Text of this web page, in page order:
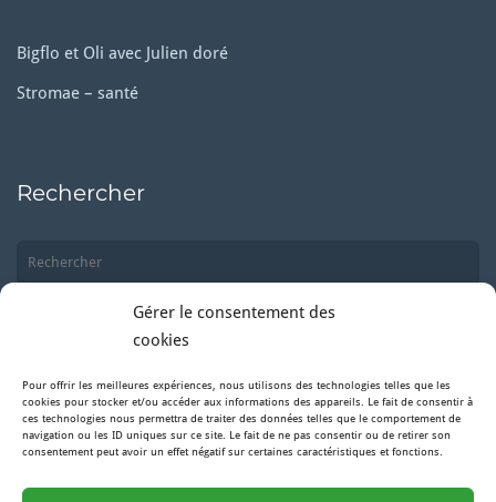
Gérer le consentement des
cookies
Pour offrir les meilleures expériences, nous utilisons des technologies telles que les
cookies pour stocker et/ou accéder aux informations des appareils. Le fait de consentir à
ces technologies nous permettra de traiter des données telles que le comportement de
navigation ou les ID uniques sur ce site. Le fait de ne pas consentir ou de retirer son
consentement peut avoir un effet négatif sur certaines caractéristiques et fonctions.
Bigflo et Oli avec Julien doré
Stromae – santé
Rechercher
Suivez-nous